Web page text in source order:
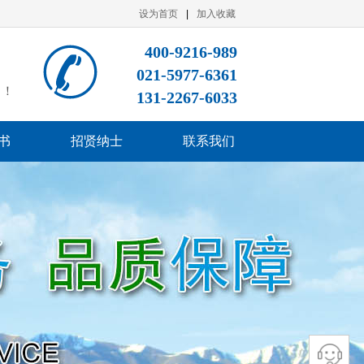
设为首页 加入收藏
400-9216-989
021-5977-6361
131-2267-6033
招贤纳士 联系我们